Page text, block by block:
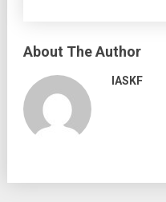
About The Author
IASKF